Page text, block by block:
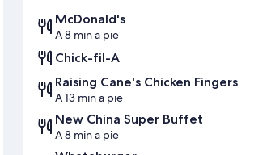
McDonald's
A 8 min a pie
Chick-fil-A
Raising Cane's Chicken Fingers
A 13 min a pie
New China Super Buffet
A 8 min a pie